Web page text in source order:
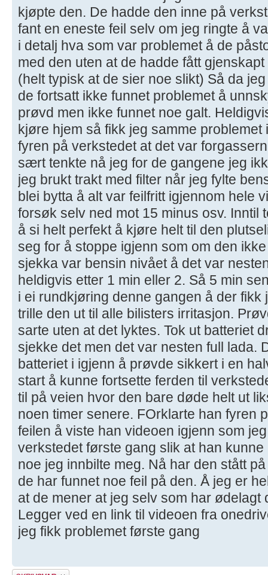
kjøpte den. De hadde den inne på
fant en eneste feil selv om jeg ringte å
i detalj hva som var problemet å de
med den uten at de hadde fått
(helt typisk at de sier noe slikt) Så da
de fortsatt ikke funnet problemet å
prøvd men ikke funnet noe galt.
kjøre hjem så fikk jeg samme problemet
fyren på verkstedet at det var
sært tenkte nå jeg for de gangene jeg
jeg brukt trakt med filter når jeg fylte
blei bytta å alt var feilfritt igjennom hele
forsøk selv ned mot 15 minus osv. Inntil
å si helt perfekt å kjøre helt til den
seg for å stoppe igjenn som om den
sjekka var bensin nivået å det var
heldigvis etter 1 min eller 2. Så 5 min
i ei rundkjøring denne gangen å der fikk
trille den ut til alle bilisters irritasjon.
sarte uten at det lyktes. Tok ut batteriet
sjekke det men det var nesten full lada.
batteriet i igjenn å prøvde sikkert i en
start å kunne fortsette ferden til
til på veien hvor den bare døde helt ut
noen timer senere. FOrklarte han fyren
feilen å viste han videoen igjenn som
verkstedet første gang slik at han
noe jeg innbilte meg. Nå har den stått
de har funnet noe feil på den. Å jeg er
at de mener at jeg selv som har ødelagt
Legger ved en link til videoen fra
jeg fikk problemet første gang
Skriv et svar